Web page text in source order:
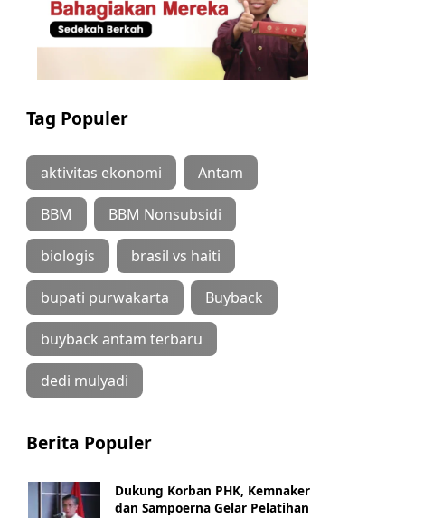
Tag Populer
aktivitas ekonomi Antam
BBM BBM Nonsubsidi
biologis brasil vs haiti
bupati purwakarta Buyback
buyback antam terbaru
dedi mulyadi
Berita Populer
Dukung Korban PHK, Kemnaker
dan Sampoerna Gelar Pelatihan